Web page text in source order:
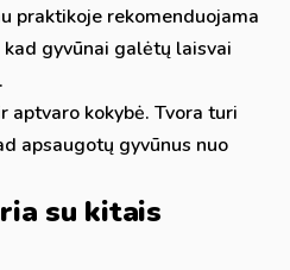
praktikoje rekomenduojama
gyvūnai galėtų laisvai
aptvaro kokybė. Tvora turi
apsaugotų gyvūnus nuo
su kitais